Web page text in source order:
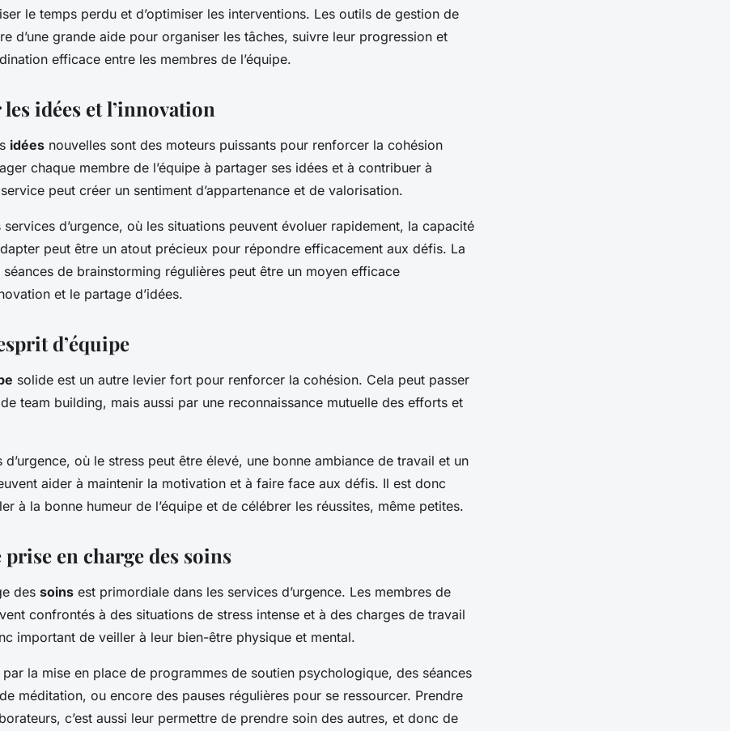
le temps perdu et d’optimiser les interventions. Les outils de gestion de
d’une grande aide pour organiser les tâches, suivre leur progression et
efficace entre les membres de l’équipe.
idées et l’innovation
idées nouvelles sont des moteurs puissants pour renforcer la cohésion
chaque membre de l’équipe à partager ses idées et à contribuer à
peut créer un sentiment d’appartenance et de valorisation.
services d’urgence, où les situations peuvent évoluer rapidement, la capacité
peut être un atout précieux pour répondre efficacement aux défis. La
de brainstorming régulières peut être un moyen efficace
et le partage d’idées.
d’équipe
solide est un autre levier fort pour renforcer la cohésion. Cela peut passer
team building, mais aussi par une reconnaissance mutuelle des efforts et
d’urgence, où le stress peut être élevé, une bonne ambiance de travail et un
aider à maintenir la motivation et à faire face aux défis. Il est donc
à la bonne humeur de l’équipe et de célébrer les réussites, même petites.
en charge des soins
des soins est primordiale dans les services d’urgence. Les membres de
confrontés à des situations de stress intense et à des charges de travail
important de veiller à leur bien-être physique et mental.
la mise en place de programmes de soutien psychologique, des séances
méditation, ou encore des pauses régulières pour se ressourcer. Prendre
c’est aussi leur permettre de prendre soin des autres, et donc de